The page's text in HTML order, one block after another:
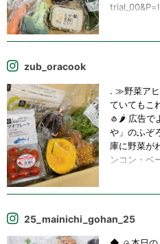
が、まずは味わ
ぼーや #お
zub_oracook
. ≫野菜アヒージョ 残業続きでヘロヘロになっ
ていてもこ
🧄🌶️ 広告でよく出てくる「らでいっしゅぼー
や」のふぞ
庫に野菜が
ンコン・ベ
じく君。
いけど、こ
25_mainichi_gohan_25